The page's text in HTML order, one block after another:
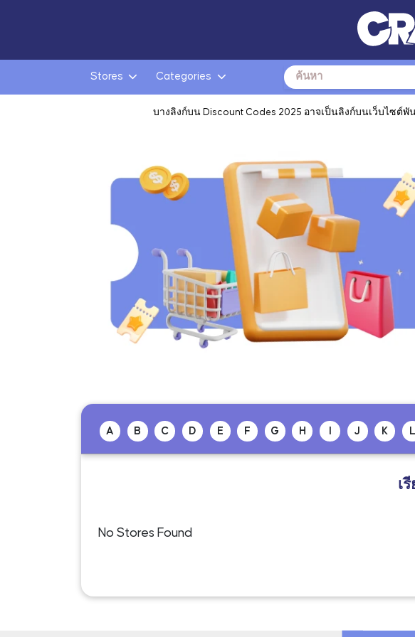
Stores Categories
Search
for:
บางลิงก์บน Discount Codes 2025 อาจเป็นลิงก์บนเว็บไซ
A B C D E F G H J K L
เ
No Stores Found